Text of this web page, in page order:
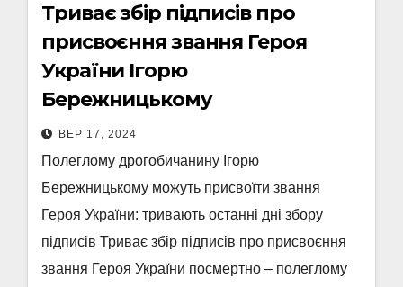
Триває збір підписів про
присвоєння звання Героя
України Ігорю
Бережницькому
ВЕР 17, 2024
Полеглому дрогобичанину Ігорю
Бережницькому можуть присвоїти звання
Героя України: тривають останні дні збору
підписів Триває збір підписів про присвоєння
звання Героя України посмертно – полеглому